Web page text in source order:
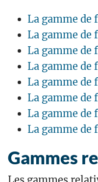
La gamme de
La gamme de
La gamme de
La gamme de
La gamme de
La gamme de
La gamme de
La gamme de
Gammes